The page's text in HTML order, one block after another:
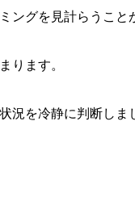
ングを見計らうこと
ります。
況を冷静に判断しま